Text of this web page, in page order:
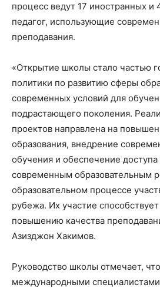
процесс ведут 17 иностранных и
педагог, использующие
преподавания.
«Открытие школы стало частью
политики по развитию сферы
современных условий для
подрастающего поколения.
проектов направлена на
образования, внедрение
обучения и обеспечение
современным образовательным
образовательном процессе
рубежа. Их участие
повышению качества
Азизджон Хакимов.
Руководство школы отмечает,
международными специалистами